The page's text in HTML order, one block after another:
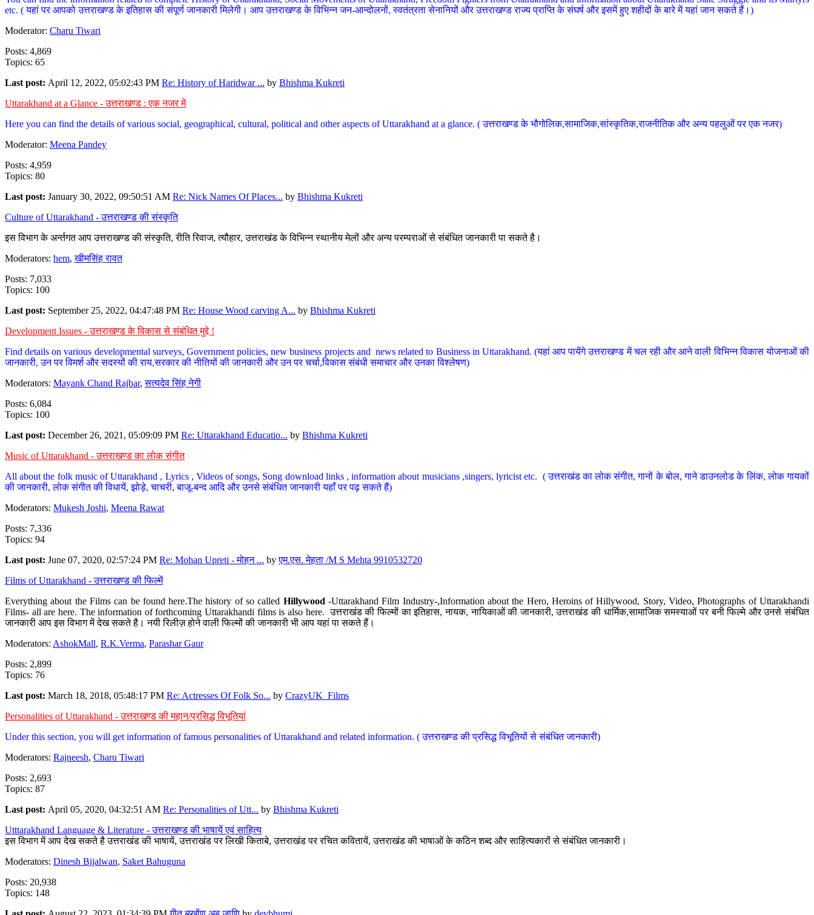
etc. ( यहां पर आपको उत्तराखण्ड के इतिहास की संपूर्ण जानकारी मिलेगी। आप उत्तराखण्ड के विभिन्न जन-आन्दोलनों, स्वतंत्रता सेनानियों और उत्तराखण्ड राज्य प्राप्ति के संघर्ष और इसमें हुए शहीदों के बारे में यहां जान सकते हैं।)
Moderator: Charu Tiwari
Posts: 4,869
Topics: 65
Last post: April 12, 2022, 05:02:43 PM Re: History of Haridwar ... by Bhishma Kukreti
Uttarakhand at a Glance - उत्तराखण्ड : एक नजर में
Here you can find the details of various social, geographical, cultural, political and other aspects of Uttarakhand at a glance. ( उत्तराखण्ड के भौगोलिक,सामाजिक,सांस्कृतिक,राजनीतिक और अन्य पहलुओं पर एक नजर)
Moderator: Meena Pandey
Posts: 4,959
Topics: 80
Last post: January 30, 2022, 09:50:51 AM Re: Nick Names Of Places... by Bhishma Kukreti
Culture of Uttarakhand - उत्तराखण्ड की संस्कृति
इस विभाग के अर्न्तगत आप उत्तराखण्ड की संस्कृति, रीति रिवाज, त्यौहार, उत्तराखंड के विभिन्न स्थानीय मेलों और अन्य परम्पराओं से संबंधित जानकारी पा सकते है।
Moderators: hem,खीमसिंह रावत
Posts: 7,033
Topics: 100
Last post: September 25, 2022, 04:47:48 PM Re: House Wood carving A... by Bhishma Kukreti
Development Issues - उत्तराखण्ड के विकास से संबंधित मुद्दे !
Find details on various developmental surveys, Government policies, new business projects and news related to Business in Uttarakhand. (यहां आप पायेंगे उत्तराखण्ड में चल रही और आने वाली विभिन्न विकास योजनाओं की
जानकारी, उन पर विमर्श और सदस्यों की राय,सरकार की नीतियों की जानकारी और उन पर चर्चा,विकास संबंधी समाचार और उनका विश्लेषण)
Moderators: Mayank Chand Rajbar,सत्यदेव सिंह नेगी
Posts: 6,084
Topics: 100
Last post: December 26, 2021, 05:09:09 PM Re: Uttarakhand Educatio... by Bhishma Kukreti
Music of Uttarakhand - उत्तराखण्ड का लोक संगीत
All about the folk music of Uttarakhand , Lyrics , Videos of songs, Song download links , information about musicians ,singers, lyricist etc. ( उत्तराखंड का लोक संगीत, गानों के बोल, गाने डाउनलोड के लिंक, लोक गायकों
की जानकारी, लोक संगीत की विधायें, झोड़े, चाचरी, बाजू-बन्द आदि और उनसे संबंधित जानकारी यहाँ पर पढ़ सकते हैं)
Moderators: Mukesh Joshi, Meena Rawat
Posts: 7,336
Topics: 94
Last post: June 07, 2020, 02:57:24 PM Re: Mohan Upreti - मोहन ... byएम.एस. मेहता /M S Mehta 9910532720
Films of Uttarakhand - उत्तराखण्ड की फिल्में
Everything about the Films can be found here.The history of so called Hillywood-Uttarakhand Film Industry-,Information about the Hero, Heroins of Hillywood, Story, Video, Photographs of Uttarakhandi
Films- all are here. The information of forthcoming Uttarakhandi films is also here. उत्तराखंड की फिल्मों का इतिहास, नायक, नायिकाओं की जानकारी, उत्तराखंड की धार्मिक,सामाजिक समस्याओं पर बनी फिल्मे और उनसे संबंधित
जानकारी आप इस विभाग में देख सकते है। नयी रिलीज़ होने वाली फिल्मों की जानकारी भी आप यहां पा सकते हैं।
Moderators: AshokMall, R.K.Verma, Parashar Gaur
Posts: 2,899
Topics: 76
Last post: March 18, 2018, 05:48:17 PM Re: Actresses Of Folk So... by CrazyUK_Films
Personalities of Uttarakhand - उत्तराखण्ड की महान/प्रसिद्ध विभूतियां
Under this section, you will get information of famous personalities of Uttarakhand and related information. ( उत्तराखण्ड की प्रसिद्ध विभूतियों से संबंधित जानकारी)
Moderators: Rajneesh, Charu Tiwari
Posts: 2,693
Topics: 87
Last post: April 05, 2020, 04:32:51 AM Re: Personalities of Utt... by Bhishma Kukreti
Utttarakhand Language & Literature - उत्तराखण्ड की भाषायें एवं साहित्य
इस विभाग में आप देख सकते है उत्तराखंड की भाषायें, उत्तराखंड पर लिखी किताबे, उत्तराखंड पर रचित कवितायें, उत्तराखंड की भाषाओं के कठिन शब्द और साहित्यकारों से संबंधित जानकारी।
Moderators: Dinesh Bijalwan, Saket Bahuguna
Posts: 20,938
Topics: 148